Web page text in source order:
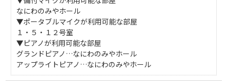
なにわのみやホール
▼ポータブルマイクが利用可能な部屋
１・５・１２号室
▼ピアノが利用可能な部屋
グランドピアノ…なにわのみやホール
アップライトピアノ…なにわのみやホール